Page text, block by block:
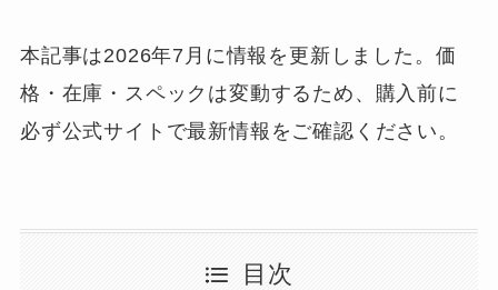
本記事は2026年7月に情報を更新しました。価
格・在庫・スペックは変動するため、購入前に
必ず公式サイトで最新情報をご確認ください。
目次